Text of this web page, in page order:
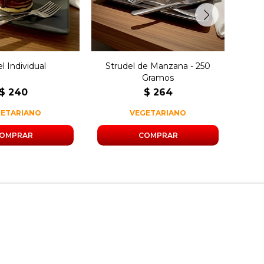
Individual
$ 240
alemana.
Strudel de Manzana - 250
Gramos
$ 264
VEGETARIANO